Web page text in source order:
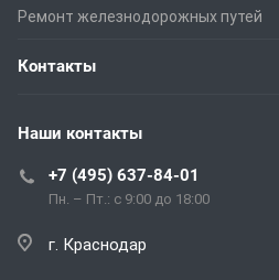
Ремонт железнодорожных путей
Контакты
Наши контакты
+7 (495) 637-84-01
Пн. – Пт.: с 9:00 до 18:00
г. Краснодар